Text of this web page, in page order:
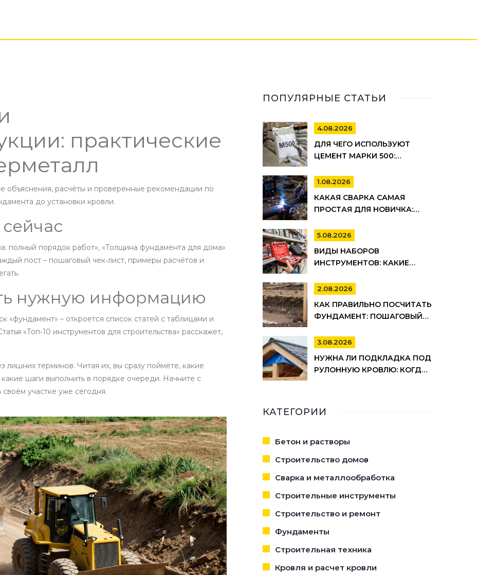
практические
объяснения, расчёты и проверенные рекомендации по
до установки кровли.
полный порядок работ», «Толщина фундамента для дома»
пост – пошаговый чек‑лист, примеры расчётов и
нужную информацию
– откроется список статей с таблицами и
«Топ‑10 инструментов для строительства» расскажет,
терминов. Читая их, вы сразу поймёте, какие
шаги выполнить в порядке очереди. Начните с
участке уже сегодня.
ПОПУЛЯРНЫЕ СТАТЬИ
4.08.2026
ДЛЯ ЧЕГО ИСПОЛЬЗУЮТ
ЦЕМЕНТ МАРКИ 500:
МИНУСЫ
1.08.2026
КАКАЯ СВАРКА САМАЯ
ПРОСТАЯ ДЛЯ НОВИЧКА:
СОВЕТЫ ПО ВЫБОРУ
5.08.2026
ВИДЫ НАБОРОВ
ИНСТРУМЕНТОВ: КАКИЕ
КАК ВЫБРАТЬ
2.08.2026
КАК ПРАВИЛЬНО ПОСЧИТАТЬ
ФУНДАМЕНТ: ПОШАГОВЫЙ
АРМАТУРЫ И ОПАЛУБКИ
3.08.2026
НУЖНА ЛИ ПОДКЛАДКА ПОД
РУЛОННУЮ КРОВЛЮ: КОГДА
КАТЕГОРИИ
Бетон и растворы
Строительство домов
Сварка и металлообработка
Строительные инструменты
Строительство и ремонт
Фундаменты
Строительная техника
Кровля и расчет кровли